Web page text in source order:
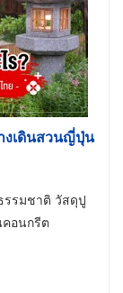
งเดินสวนญี่ปุ่น
รรมชาติ วัสดุปู
อนกรีต